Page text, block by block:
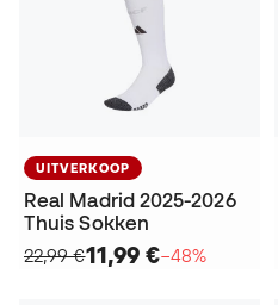
UITVERKOOP
Real Madrid 2025-2026
Thuis Sokken
22,99 €11,99 €−48%